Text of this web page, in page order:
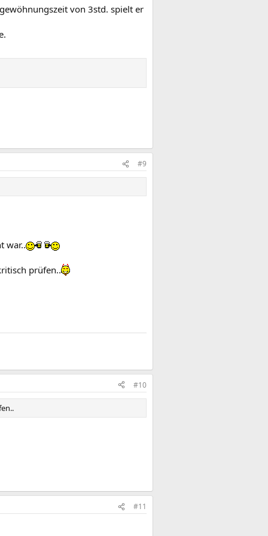
von 3std. spielt er
#9
war..
prüfen..
#10
#11